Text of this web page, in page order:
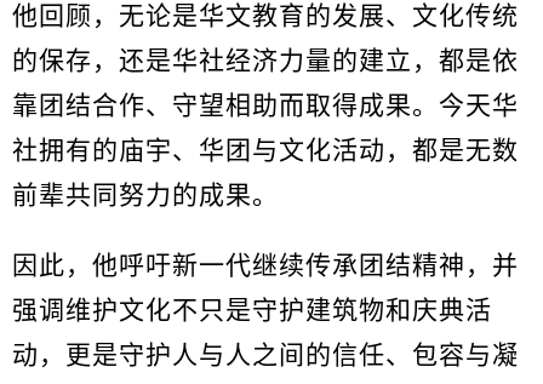
他回顾，无论是华文教育的发展、文化传统
的保存，还是华社经济力量的建立，都是依
靠团结合作、守望相助而取得成果。今天华
社拥有的庙宇、华团与文化活动，都是无数
前辈共同努力的成果。
因此，他呼吁新一代继续传承团结精神，并
强调维护文化不只是守护建筑物和庆典活
动，更是守护人与人之间的信任、包容与凝